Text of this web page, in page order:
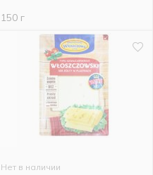
150 г
Нет в наличии